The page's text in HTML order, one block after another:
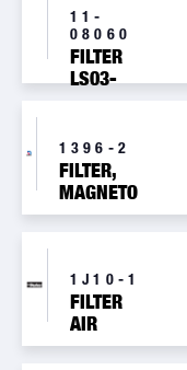
ONLY -
REMOTE
MOUNTED
11-
08060
FILTER
LS03-
1396-2
FILTER,
MAGNETO
PRESSURIZED
1J10-1
FILTER
AIR
PARKER